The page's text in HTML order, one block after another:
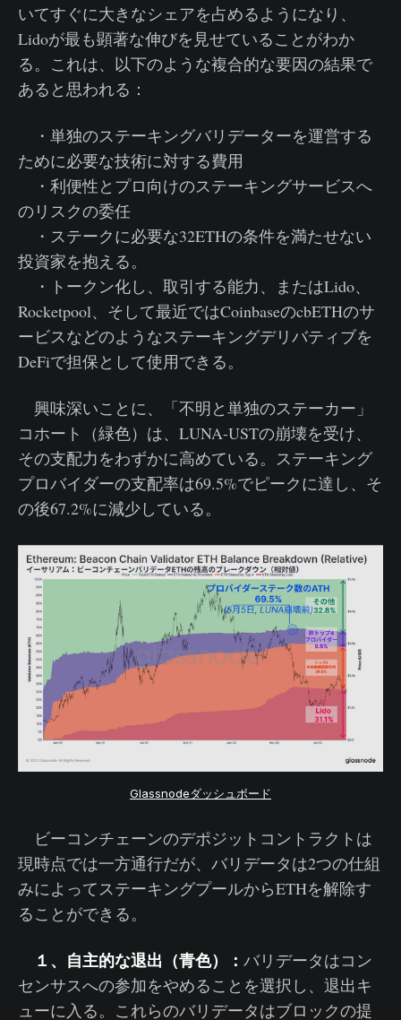
いてすぐに大きなシェアを占めるようになり、
Lidoが最も顕著な伸びを見せていることがわか
る。これは、以下のような複合的な要因の結果で
あると思われる：
・単独のステーキングバリデーターを運営する
ために必要な技術に対する費用
・利便性とプロ向けのステーキングサービスへ
のリスクの委任
・ステークに必要な32ETHの条件を満たせない
投資家を抱える。
・トークン化し、取引する能力、またはLido、
Rocketpool、そして最近ではCoinbaseのcbETHのサ
ービスなどのようなステーキングデリバティブを
DeFiで担保として使用できる。
興味深いことに、「不明と単独のステーカー」
コホート（緑色）は、LUNA-USTの崩壊を受け、
その支配力をわずかに高めている。ステーキング
プロバイダーの支配率は69.5%でピークに達し、そ
の後67.2%に減少している。
Glassnodeダッシュボード
ビーコンチェーンのデポジットコントラクトは
現時点では一方通行だが、バリデータは2つの仕組
みによってステーキングプールからETHを解除す
ることができる。
１、自主的な退出（青色）： バリデータはコン
センサスへの参加をやめることを選択し、退出キ
ューに入る。これらのバリデータはブロックの提